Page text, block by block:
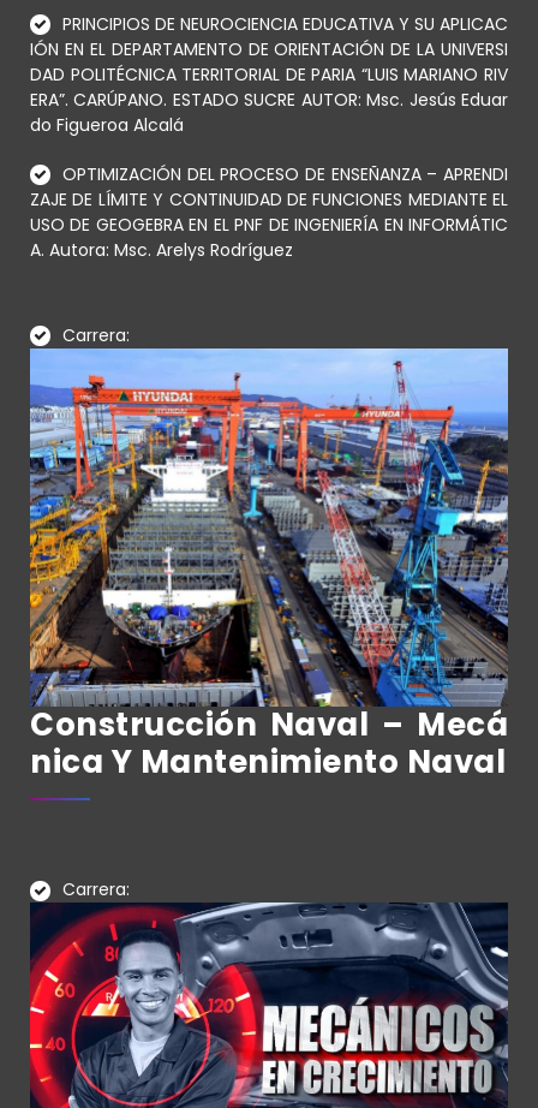
PRINCIPIOS DE NEUROCIENCIA EDUCATIVA Y SU APLICAC
IÓN EN EL DEPARTAMENTO DE ORIENTACIÓN DE LA UNIVERSI
DAD POLITÉCNICA TERRITORIAL DE PARIA “LUIS MARIANO RIV
ERA”. CARÚPANO. ESTADO SUCRE AUTOR: Msc. Jesús Eduar
do Figueroa Alcalá
OPTIMIZACIÓN DEL PROCESO DE ENSEÑANZA – APRENDI
ZAJE DE LÍMITE Y CONTINUIDAD DE FUNCIONES MEDIANTE EL
USO DE GEOGEBRA EN EL PNF DE INGENIERÍA EN INFORMÁTIC
A. Autora: Msc. Arelys Rodríguez
Carrera:
Construcción Naval – Mecá
Nica Y Mantenimiento Naval
Carrera: